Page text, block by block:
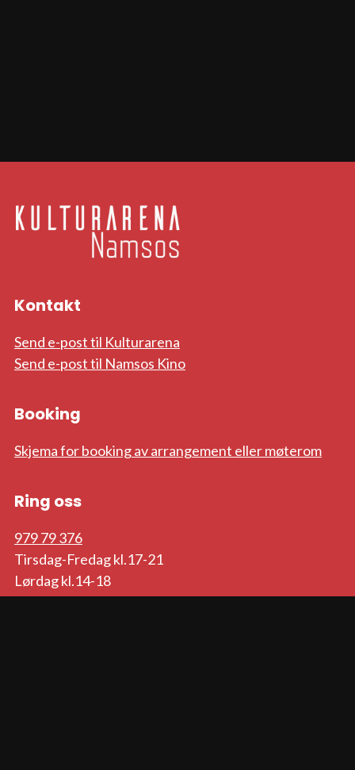
Kontakt
Send e-post til Kulturarena
Send e-post til Namsos Kino
Booking
Skjema for booking av arrangement eller møterom
Ring oss
979 79 376
Tirsdag-Fredag kl.17-21
Lørdag kl.14-18
Søndag kl.17-21